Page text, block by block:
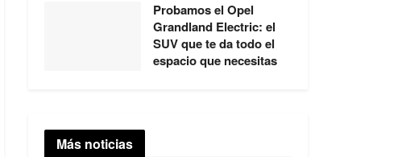
Probamos el Opel
Grandland Electric: el
SUV que te da todo el
espacio que necesitas
Más noticias